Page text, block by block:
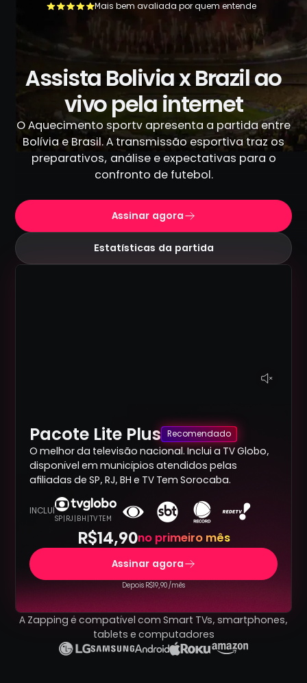
Mais bem avaliada por quem entende
+500.000 usuários já se livraram da TV a cabo
Assista Bolivia x Brazil ao
vivo pela internet
O Aquecimento sportv apresenta a partida entre
Bolívia e Brasil. A transmissão esportiva traz os
preparativos, análise e expectativas para o
confronto de futebol.
Assinar agora
Estatísticas da partida
Pacote Lite Plus Recomendado
O melhor da televisão nacional. Inclui a TV Globo,
disponível em municípios atendidos pelas
afiliadas de SP, RJ, BH e TV Tem Sorocaba.
INCLUÍ
SP | RJ | BH | TV TEM
R$14,90no primeiro mês
Assinar agora
Depois R$19,90 /mês
A Zapping é compatível com Smart TVs, smartphones,
tablets e computadores